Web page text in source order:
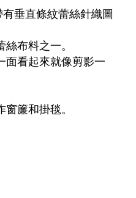
垂直條紋蕾絲針織圖
布料之一。
面看起來就像剪影一
簾和掛毯。